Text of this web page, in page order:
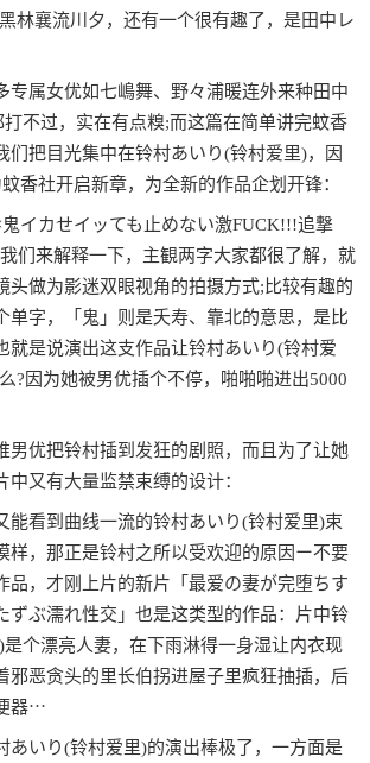
林襄流川夕，还有一个很有趣了，是田中レ
专属女优如七嶋舞、野々浦暖连外来种田中
打不过，实在有点糗;而这篇在简单讲完蚊香
们把目光集中在铃村あいり(铃村爱里)，因
香社开启新章，为全新的作品企划开锋：
イカせイッても止めない激FUCK!!!追撃
们来解释一下，主観两字大家都很了解，就
头做为影迷双眼视角的拍摄方式;比较有趣的
单字，「鬼」则是夭寿、靠北的意思，是比
就是说演出这支作品让铃村あいり(铃村爱
?因为她被男优插个不停，啪啪啪进出5000
男优把铃村插到发狂的剧照，而且为了让她
中又有大量监禁束缚的设计：
能看到曲线一流的铃村あいり(铃村爱里)束
样，那正是铃村之所以受欢迎的原因ー不要
品，才刚上片的新片「最爱の妻が完堕ちす
ずぶ濡れ性交」也是这类型的作品：片中铃
个漂亮人妻，在下雨淋得一身湿让内衣现
邪恶贪头的里长伯拐进屋子里疯狂抽插，后
器⋯
あいり(铃村爱里)的演出棒极了，一方面是